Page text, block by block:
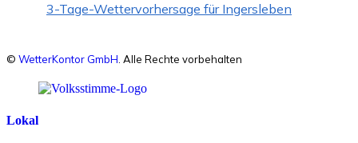
3-Tage-Wettervorhersage für Ingersleben
© WetterKontor GmbH. Alle Rechte vorbehalten
Lokal